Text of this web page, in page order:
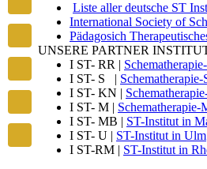
Liste aller deutsche ST
International Society of
Pädagosich
UNSERE PARTNER
I ST- RR |
I ST- S | Schematherapie-
I ST- KN |
I ST- M | Schematherapie-
I ST- MB | ST-Institut in
I ST- U | ST-Institut in Ulm
I ST-RM | ST-Institut in